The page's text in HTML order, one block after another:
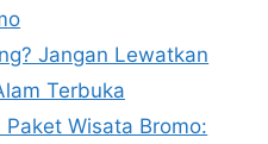
Jangan Lewatkan
Terbuka
Wisata Bromo: